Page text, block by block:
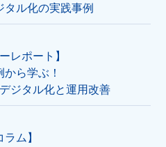
タル化の実践事例
レポート】
から学ぶ！
ジタル化と運用改善
ラム】